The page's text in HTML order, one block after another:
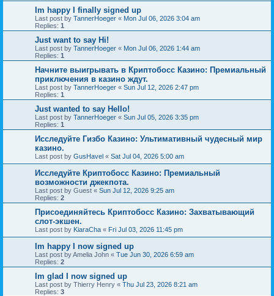
Im happy I finally signed up
Last post by TannerHoeger « Mon Jul 06, 2026 3:04 am
Replies: 1
Just want to say Hi!
Last post by TannerHoeger « Mon Jul 06, 2026 1:44 am
Replies: 1
Начните выигрывать в Криптобосс Казино: Премиальный
приключения в казино ждут.
Last post by TannerHoeger « Sun Jul 12, 2026 2:47 pm
Replies: 1
Just wanted to say Hello!
Last post by TannerHoeger « Sun Jul 05, 2026 3:35 pm
Replies: 1
Исследуйте Гизбо Казино: Ультимативный чудесный мир
казино.
Last post by GusHavel « Sat Jul 04, 2026 5:00 am
Исследуйте Криптобосс Казино: Премиальный
возможности джекпота.
Last post by Guest « Sun Jul 12, 2026 9:25 am
Replies: 2
Присоединяйтесь Криптобосс Казино: Захватывающий
слот-экшен.
Last post by KiaraCha « Fri Jul 03, 2026 11:45 pm
Im happy I now signed up
Last post byAmelia John « Tue Jun 30, 2026 6:59 am
Replies: 2
Im glad I now signed up
Last post by Thierry Henry « Thu Jul 23, 2026 8:21 am
Replies: 3